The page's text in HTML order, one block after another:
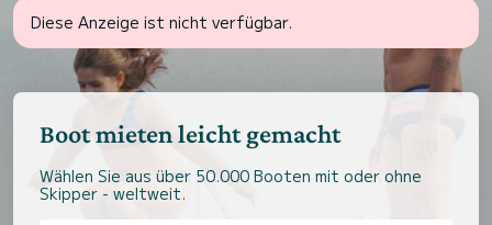
Diese Anzeige ist nicht verfügbar.
Boot mieten leicht gemacht
Wählen Sie aus über 50.000 Booten mit oder ohne
Skipper - weltweit.